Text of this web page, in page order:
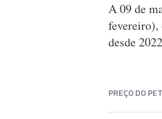
A 09 de
fevereiro),
desde
PREÇO DO